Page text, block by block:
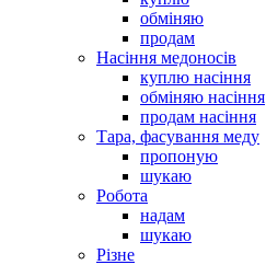
обміняю
продам
Насіння медоносів
куплю насіння
обміняю насіння
продам насіння
Тара, фасування меду
пропоную
шукаю
Робота
надам
шукаю
Різне